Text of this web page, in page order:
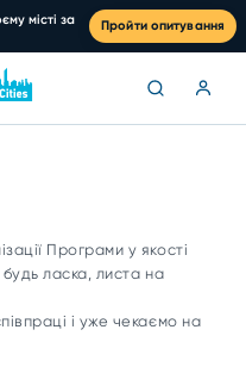
місті за
Пройти опитування
Програми у якості
ласка, листа на
і уже чекаємо на